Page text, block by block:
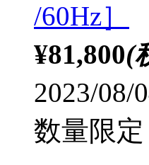
/60Hz］
¥81,800(
2023/08/
数量限定